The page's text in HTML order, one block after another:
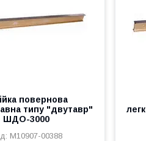
повернова
типу "двутавр"
ШДО-3000
M10907-00388